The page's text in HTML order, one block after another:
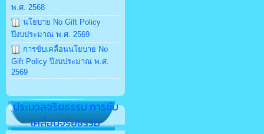
พ.ศ. 2568
นโยบาย No Gift Policy
ปีงบประมาณ พ.ศ. 2569
การขับเคลื่อนนโยบาย No
Gift Policy ปีงบประมาณ พ.ศ.
2569
ประมวลจริยธรรม การขับ
เคลื่อนจริยธรรม